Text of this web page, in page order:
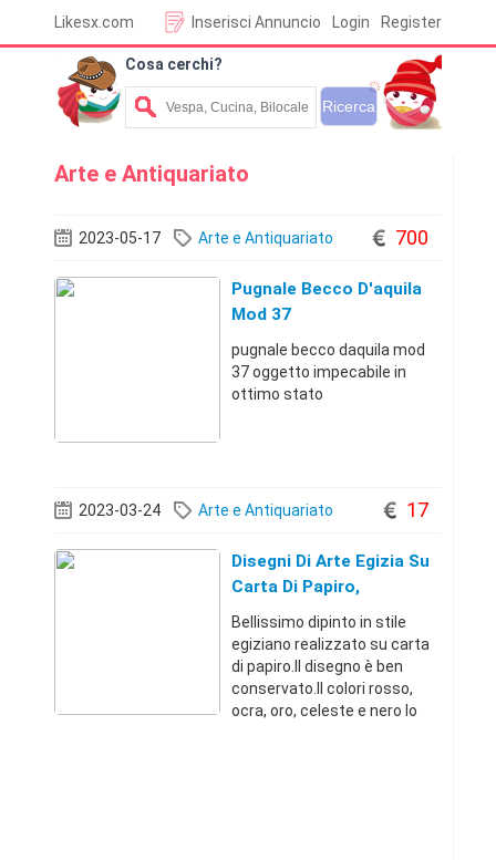
Likesx.com Login Register
Inserisci Annuncio
Cosa cerchi?
Arte e Antiquariato
2023-05-17 Arte e Antiquariato 700
Pugnale Becco D'aquila
Mod 37
pugnale becco daquila mod
37 oggetto impecabile in
ottimo stato
2023-03-24 Arte e Antiquariato 17
Disegni Di Arte Egizia Su
Carta Di Papiro,
Riproduzione Dal Tempio
Di Sethos I Ad Abydos
Bellissimo dipinto in stile
egiziano realizzato su carta
di papiro.Il disegno è ben
conservato.Il colori rosso,
ocra, oro, celeste e nero lo